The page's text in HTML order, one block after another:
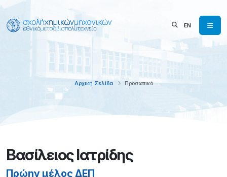
EN
Αρχική Σελίδα Προσωπικό
Βασίλειος Ιατρίδης
Πρώην μέλος ΔΕΠ